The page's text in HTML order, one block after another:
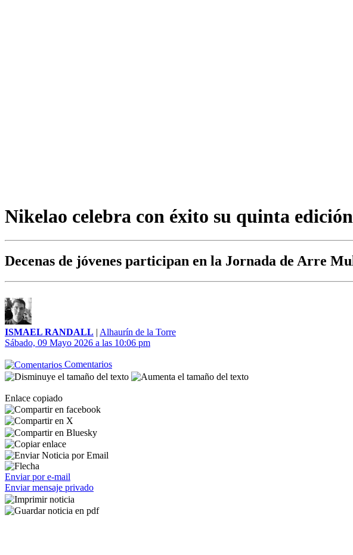
Nikelao celebra con éxito su quinta
Decenas de jóvenes participan en la Jornada de Arre
ISMAEL RANDALL | Alhaurín de la Torre
Sábado, 09 Mayo 2026 a las 10:06 pm
Comentarios
Enlace copiado
Enviar por e-mail
Enviar mensaje privado